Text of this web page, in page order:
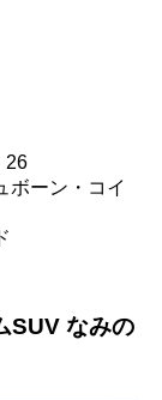
26
ーン・コイ
SUV なみの